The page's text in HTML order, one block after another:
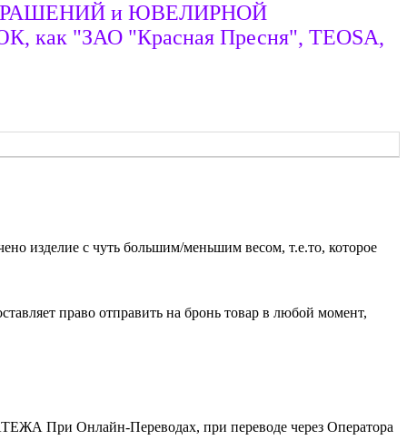
УКРАШЕНИЙ и ЮВЕЛИРНОЙ
как "ЗАО "Красная Пресня", TEOSA,
изделие с чуть большим/меньшим весом, т.е.то, которое
право отправить на бронь товар в любой момент,
При Онлайн-Переводах, при переводе через Оператора